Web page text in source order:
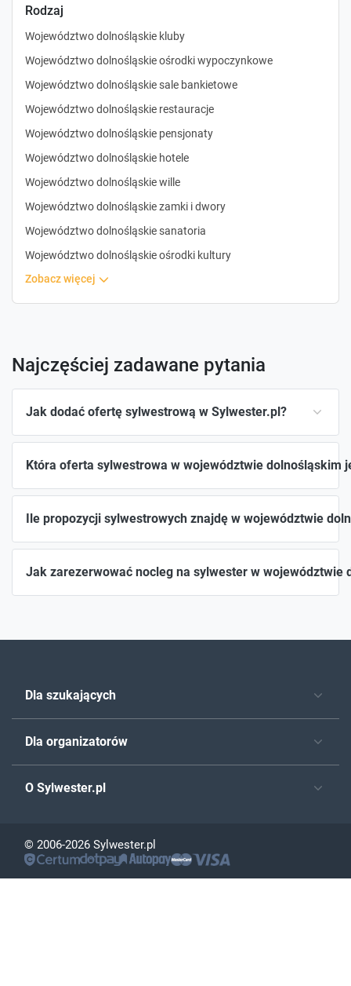
Rodzaj
Województwo dolnośląskie kluby
Województwo dolnośląskie ośrodki wypoczynkowe
Województwo dolnośląskie sale bankietowe
Województwo dolnośląskie restauracje
Województwo dolnośląskie pensjonaty
Województwo dolnośląskie hotele
Województwo dolnośląskie wille
Województwo dolnośląskie zamki i dwory
Województwo dolnośląskie sanatoria
Województwo dolnośląskie ośrodki kultury
zobacz więcej
Najczęściej zadawane pytania
Jak dodać ofertę sylwestrową w Sylwester.pl?
Która oferta sylwestrowa w województwie dolnośląskim
Ile propozycji sylwestrowych znajdę w województwie
Jak zarezerwować nocleg na sylwester w województwie
Dla szukających
Dla organizatorów
O Sylwester.pl
© 2006-2026 Sylwester.pl